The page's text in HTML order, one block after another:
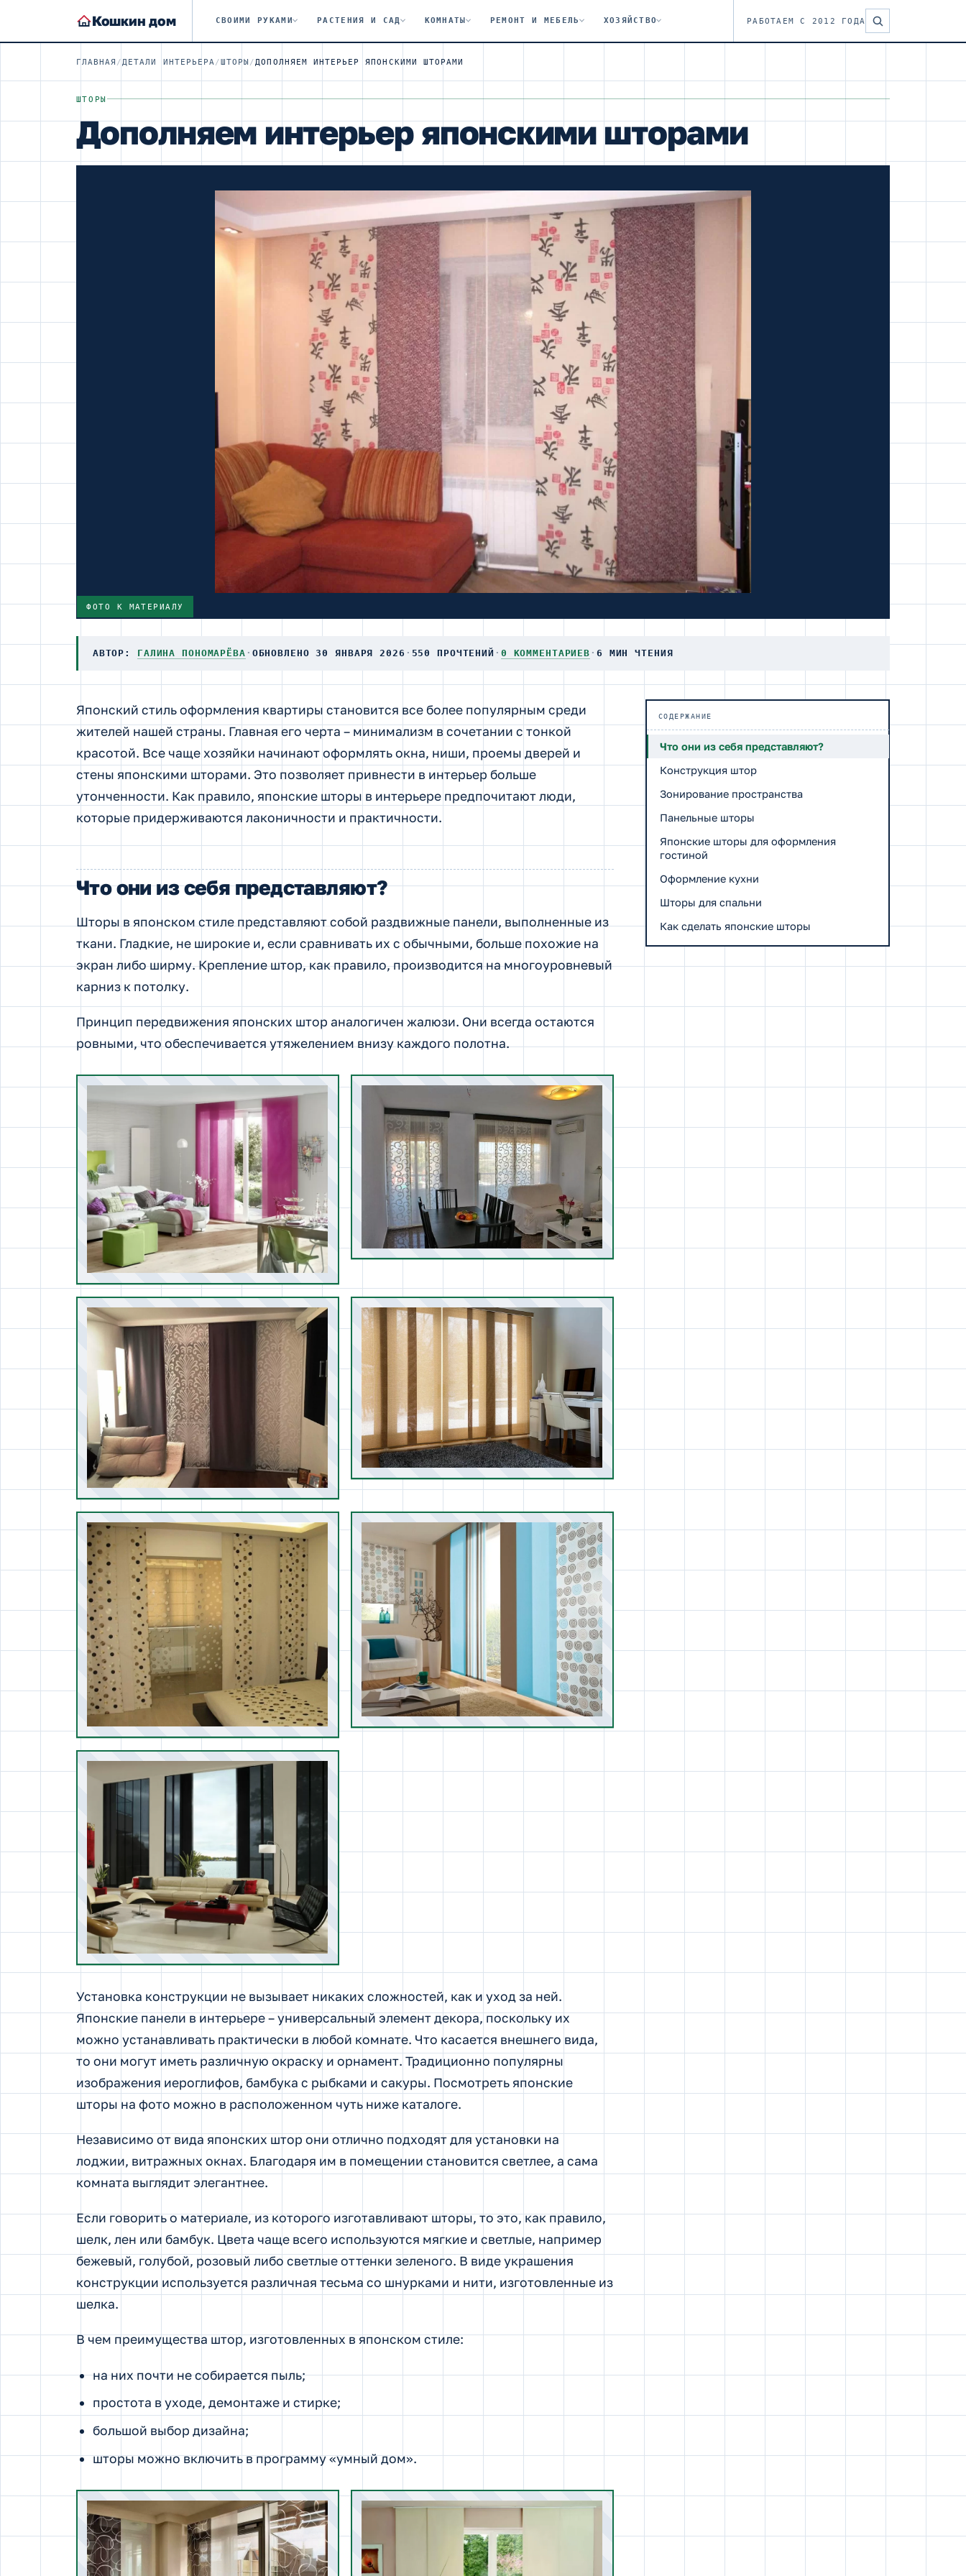
Кошкин дом СВОИМИ РУКАМИ РАСТЕНИЯ И САД КОМНАТЫ РЕМОНТ И МЕБЕЛЬ ХОЗЯЙСТВО РАБОТАЕМ С 2012 ГОДА
ГЛАВНАЯ /ДЕТАЛИ ИНТЕРЬЕРА /ШТОРЫ /ДОПОЛНЯЕМ ИНТЕРЬЕР ЯПОНСКИМИ ШТОРАМИ
ШТОРЫ
Дополняем интерьер японскими шторами
ФОТО К МАТЕРИАЛУ
АВТОР: ГАЛИНА ПОНОМАРЁВА · ОБНОВЛЕНО 30 ЯНВАРЯ 2026 · 550 ПРОЧТЕНИЙ · 0 КОММЕНТАРИЕВ · 6 МИН ЧТЕНИЯ
Японский стиль оформления квартиры становится все более популярным среди
жителей нашей страны. Главная его черта – минимализм в сочетании с тонкой
красотой. Все чаще хозяйки начинают оформлять окна, ниши, проемы дверей и
стены японскими шторами. Это позволяет привнести в интерьер больше
утонченности. Как правило, японские шторы в интерьере предпочитают люди,
которые придерживаются лаконичности и практичности.
Что они из себя представляют?
Шторы в японском стиле представляют собой раздвижные панели, выполненные из
ткани. Гладкие, не широкие и, если сравнивать их с обычными, больше похожие на
экран либо ширму. Крепление штор, как правило, производится на многоуровневый
карниз к потолку.
Принцип передвижения японских штор аналогичен жалюзи. Они всегда остаются
ровными, что обеспечивается утяжелением внизу каждого полотна.
Установка конструкции не вызывает никаких сложностей, как и уход за ней.
Японские панели в интерьере – универсальный элемент декора, поскольку их
можно устанавливать практически в любой комнате. Что касается внешнего вида,
то они могут иметь различную окраску и орнамент. Традиционно популярны
изображения иероглифов, бамбука с рыбками и сакуры. Посмотреть японские
шторы на фото можно в расположенном чуть ниже каталоге.
Независимо от вида японских штор они отлично подходят для установки на
лоджии, витражных окнах. Благодаря им в помещении становится светлее, а сама
комната выглядит элегантнее.
Если говорить о материале, из которого изготавливают шторы, то это, как правило,
шелк, лен или бамбук. Цвета чаще всего используются мягкие и светлые, например
бежевый, голубой, розовый либо светлые оттенки зеленого. В виде украшения
конструкции используется различная тесьма со шнурками и нити, изготовленные из
шелка.
В чем преимущества штор, изготовленных в японском стиле:
на них почти не собирается пыль;
простота в уходе, демонтаже и стирке;
большой выбор дизайна;
шторы можно включить в программу «умный дом».
СОДЕРЖАНИЕ
Что они из себя представляют?
Конструкция штор
Зонирование пространства
Панельные шторы
Японские шторы для оформления
гостиной
Оформление кухни
Шторы для спальни
Как сделать японские шторы